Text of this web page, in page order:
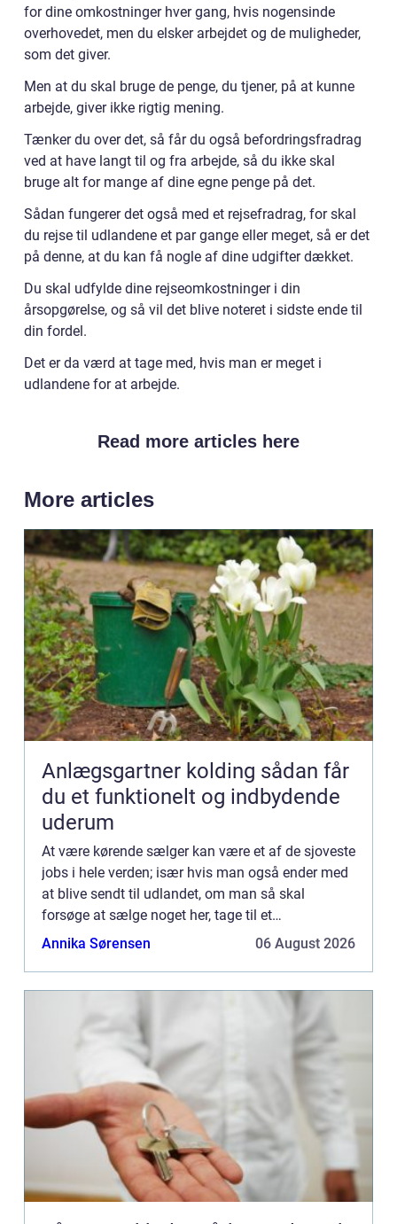
for dine omkostninger hver gang, hvis nogensinde
overhovedet, men du elsker arbejdet og de muligheder,
som det giver.
Men at du skal bruge de penge, du tjener, på at kunne
arbejde, giver ikke rigtig mening.
Tænker du over det, så får du også befordringsfradrag
ved at have langt til og fra arbejde, så du ikke skal
bruge alt for mange af dine egne penge på det.
Sådan fungerer det også med et rejsefradrag, for skal
du rejse til udlandene et par gange eller meget, så er det
på denne, at du kan få nogle af dine udgifter dækket.
Du skal udfylde dine rejseomkostninger i din
årsopgørelse, og så vil det blive noteret i sidste ende til
din fordel.
Det er da værd at tage med, hvis man er meget i
udlandene for at arbejde.
Read more articles here
More articles
Anlægsgartner kolding sådan får
du et funktionelt og indbydende
uderum
At være kørende sælger kan være et af de sjoveste
jobs i hele verden; især hvis man også ender med
at blive sendt til udlandet, om man så skal
forsøge at sælge noget her, tage til et
firmam&osla...
Annika Sørensen 06 August 2026